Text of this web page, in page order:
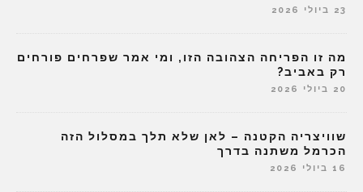
23 ביולי 2026
מה זו הפריחה הצהובה הזו, ומי אמר שפרחים פורחים
רק באביב?
20 ביולי 2026
שוויצריה הקטנה – לאן שלא תלך במסלול הזה
הכרמל משתנה בדרך
16 ביולי 2026